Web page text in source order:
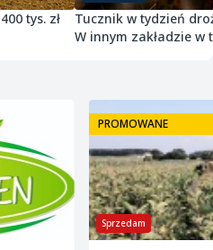
tys. zł
Tucznik w tydzień
W innym zakładzie w
Sprzedam
PROMOWANE